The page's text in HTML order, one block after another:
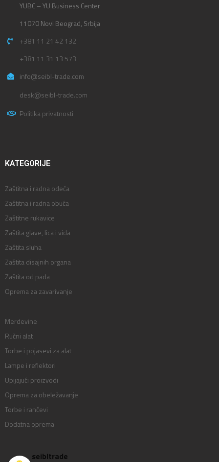
YUBC – YU Business Center
11070 Novi Beograd, Srbija
+381 11 21 42 132
+381 11 31 13 573
info@seibl-trade.com
desk@seibl-trade.com
Politika privatnosti
KATEGORIJE
Zaštitna i radna odeća
Zaštitna i radna obuća
Zaštitne rukavice
Zaštita glave, lica i vida
Zaštita sluha
Zaštita disajnih organa
Zaštita od pada
Oprema za zavarivanje
Merdevine
Ručni alat
Torbe i pojasevi za alat
Lampe i reflektori
Upijajući proizvodi
Oprema za obeležavanje
Torbe i rančevi
Dodatna oprema
seibltrade